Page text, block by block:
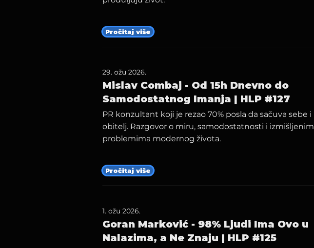
Pročitaj više
29. ožu 2026.
Mislav Combaj - Od 15h Dnevno do
Samodostatnog Imanja | HLP #127
PR konzultant koji je rezao 70% posla da sačuva sebe i
obitelj. Razgovor o miru, samodostatnosti i izmišljenim
problemima modernog života.
Pročitaj više
1. ožu 2026.
Goran Marković - 98% Ljudi Ima Ovo u
Nalazima, a Ne Znaju | HLP #125